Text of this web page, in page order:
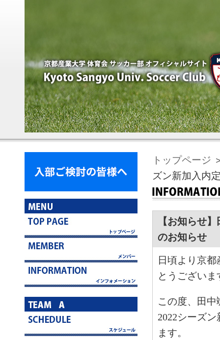
トップページ
ズン新加入内
【お知らせ
のお知らせ
日頃より京
とうございま
この度、田
2022シーズ
ます。